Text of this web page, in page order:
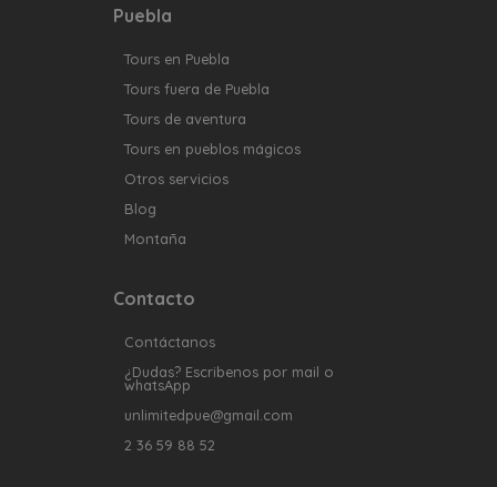
Puebla
Tours en Puebla
Tours fuera de Puebla
Tours de aventura
Tours en pueblos mágicos
Otros servicios
Blog
Montaña
Contacto
Contáctanos
¿Dudas? Escribenos por mail o
whatsApp
unlimitedpue@gmail.com
2 36 59 88 52